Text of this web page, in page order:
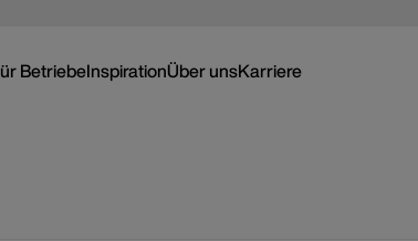
BetriebeInspirationÜber unsKarriere